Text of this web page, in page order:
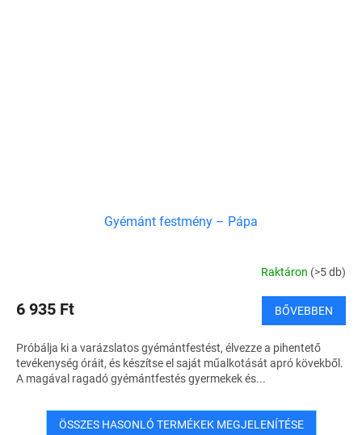
Gyémánt festmény – Pápa
Raktáron (>5 db)
6 935 Ft BŐVEBBEN
Próbálja ki a varázslatos gyémántfestést, élvezze a pihentető
tevékenység óráit, és készítse el saját műalkotását apró kövekből.
A magával ragadó gyémántfestés gyermekek és...
ÖSSZES HASONLÓ TERMÉKEK MEGJELENÍTÉSE